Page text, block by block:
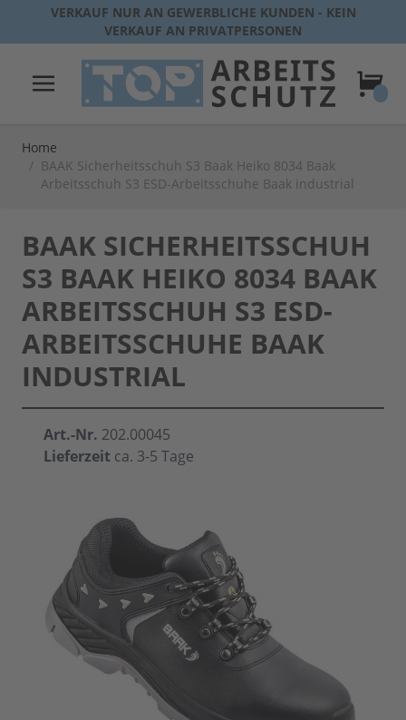
Direkt zum Inhalt
VERKAUF NUR AN GEWERBLICHE KUNDEN - KEIN
VERKAUF AN PRIVATPERSONEN
Home
/ BAAK Sicherheitsschuh S3 Baak Heiko 8034 Baak
Arbeitsschuh S3 ESD-Arbeitsschuhe Baak industrial
BAAK SICHERHEITSSCHUH
S3 BAAK HEIKO 8034 BAAK
ARBEITSSCHUH S3 ESD-
ARBEITSSCHUHE BAAK
INDUSTRIAL
Art.-Nr. 202.00045
Lieferzeit ca. 3-5 Tage